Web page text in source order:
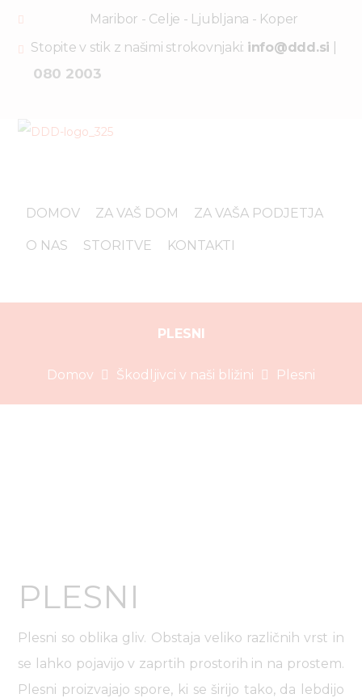
Maribor - Celje - Ljubljana - Koper
Stopite v stik z našimi strokovnjaki: info@ddd.si
080 2003
DOMOV ZA VAŠ DOM ZA VAŠA PODJETJA
O NAS STORITVE KONTAKTI
PLESNI
Domov Škodljivci v naši bližini Plesni
PLESNI
Plesni so oblika gliv. Obstaja veliko različnih vrst in
se lahko pojavijo v zaprtih prostorih in na prostem.
Plesni proizvajajo spore, ki se širijo tako, da lebdijo